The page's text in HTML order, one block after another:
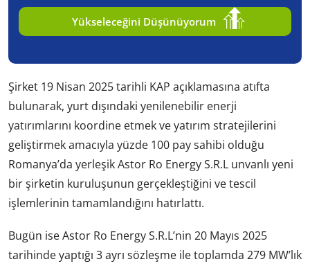
Yükseleceğini Düşünüyorum
Şirket 19 Nisan 2025 tarihli KAP açıklamasına atıfta
bulunarak, yurt dışındaki yenilenebilir enerji
yatırımlarını koordine etmek ve yatırım stratejilerini
geliştirmek amacıyla yüzde 100 pay sahibi olduğu
Romanya’da yerleşik Astor Ro Energy S.R.L unvanlı yeni
bir şirketin kuruluşunun gerçekleştiğini ve tescil
işlemlerinin tamamlandığını hatırlattı.
Bugün ise Astor Ro Energy S.R.L’nin 20 Mayıs 2025
tarihinde yaptığı 3 ayrı sözleşme ile toplamda 279 MW’lık